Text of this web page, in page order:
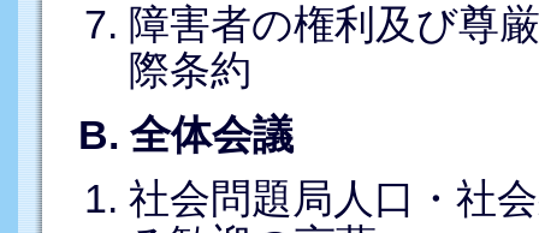
障害者の権利及び尊
際条約
B. 全体会議
社会問題局人口・社